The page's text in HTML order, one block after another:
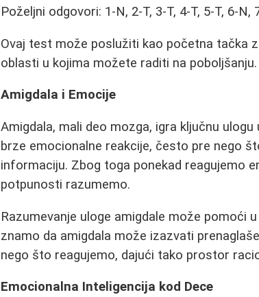
Poželjni odgovori: 1-N, 2-T, 3-T, 4-T, 5-T, 6-N,
Ovaj test može poslužiti kao početna tačka
oblasti u kojima možete raditi na poboljšanju.
Amigdala i Emocije
Amigdala, mali deo mozga, igra ključnu
brze emocionalne reakcije, često pre nego
informaciju. Zbog toga ponekad reagujemo
potpunosti razumemo.
Razumevanje uloge amigdale može pomoći
znamo da amigdala može izazvati
nego što reagujemo, dajući tako prostor
Emocionalna Inteligencija kod Dece